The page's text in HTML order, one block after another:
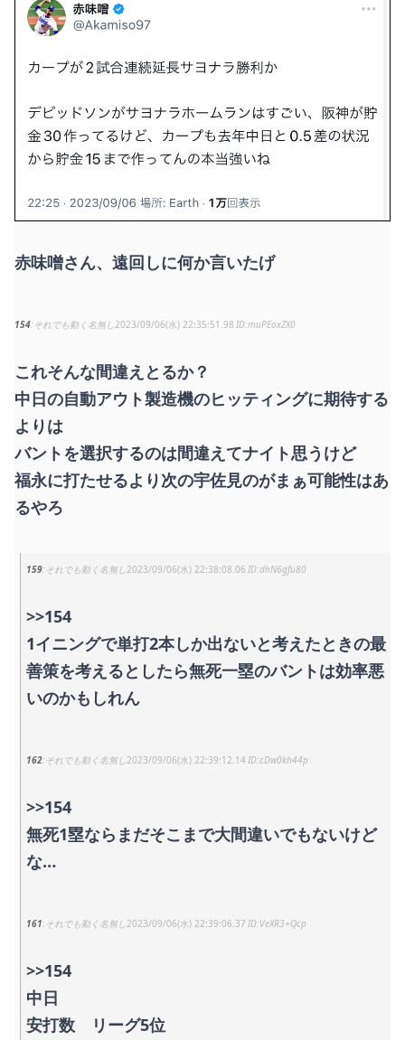
赤味噌さん、遠回しに何か言いたげ
154 それでも動く名無し2023/09/06(水) 22:35:51.98 muPEoxZX0
これそんな間違えとるか？
中日の自動アウト製造機のヒッティングに期待する
よりは
バントを選択するのは間違えてナイト思うけど
福永に打たせるより次の宇佐見のがまぁ可能性はあ
るやろ
159 それでも動く名無し2023/09/06(水) 22:38:08.06 dhN6gfu80
>>154
1イニングで単打2本しか出ないと考えたときの最
善策を考えるとしたら無死一塁のバントは効率悪
いのかもしれん
162 それでも動く名無し2023/09/06(水) 22:39:12.14 cDw0kh44p
>>154
無死1塁ならまだそこまで大間違いでもないけど
な…
161 それでも動く名無し2023/09/06(水) 22:39:06.37 VeXR3+Qcp
>>154
中日
安打数 リーグ5位